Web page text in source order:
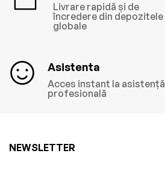
Livrare rapidă și de
încredere din depozitele
globale
Asistenta
Acces instant la asistență
profesională
NEWSLETTER